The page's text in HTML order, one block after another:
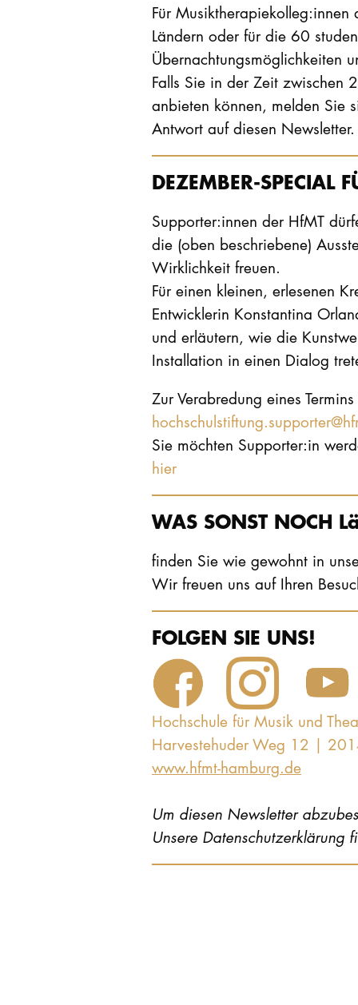
Für Musiktherapiekolleg:innen
Ländern oder für die 60
Übernachtungsmöglichkeiten
Falls Sie in der Zeit
anbieten können, melden
Antwort auf diesen Newsletter.
DEZEMBER-SPECIAL
Supporter:innen der HfMT
die (oben beschriebene)
Wirklichkeit freuen.
Für einen kleinen, erlesenen
Entwicklerin Konstantina
und erläutern, wie die
Installation in einen Dialog
Zur Verabredung eines
Sie möchten Supporter:in
hier
WAS SONST NOCH
finden Sie wie gewohnt in
Wir freuen uns auf Ihren
FOLGEN SIE UNS!
Hochschule für Musik und
Harvestehuder Weg 12 |
www.hfmt-hamburg.de
Um diesen Newsletter
Unsere Datenschutzerklärung